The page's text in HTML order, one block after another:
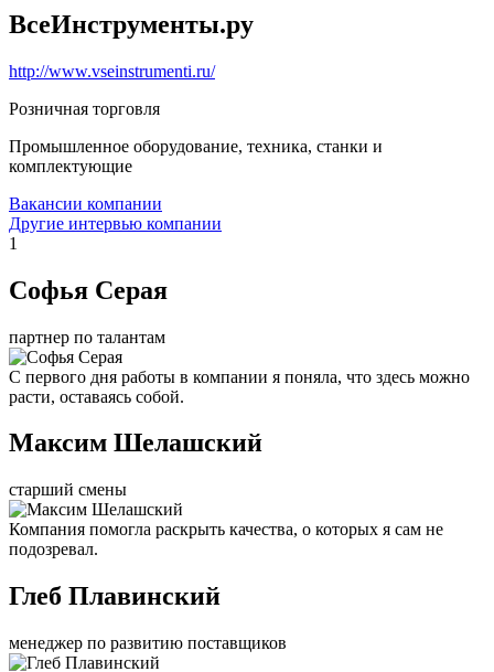
ВсеИнструменты.ру
http://www.vseinstrumenti.ru/
Розничная торговля
Промышленное оборудование, техника, станки и
комплектующие
Вакансии компании
Другие интервью компании
1
Софья Серая
партнер по талантам
С первого дня работы в компании я поняла, что здесь можно
расти, оставаясь собой.
Максим Шелашский
старший смены
Компания помогла раскрыть качества, о которых я сам не
подозревал.
Глеб Плавинский
менеджер по развитию поставщиков